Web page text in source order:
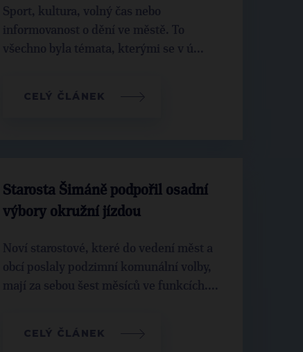
Sport, kultura, volný čas nebo
informovanost o dění ve městě. To
všechno byla témata, kterými se v ú...
CELÝ ČLÁNEK
Starosta Šimáně podpořil osadní
výbory okružní jízdou
Noví starostové, které do vedení měst a
obcí poslaly podzimní komunální volby,
mají za sebou šest měsíců ve funkcích....
CELÝ ČLÁNEK